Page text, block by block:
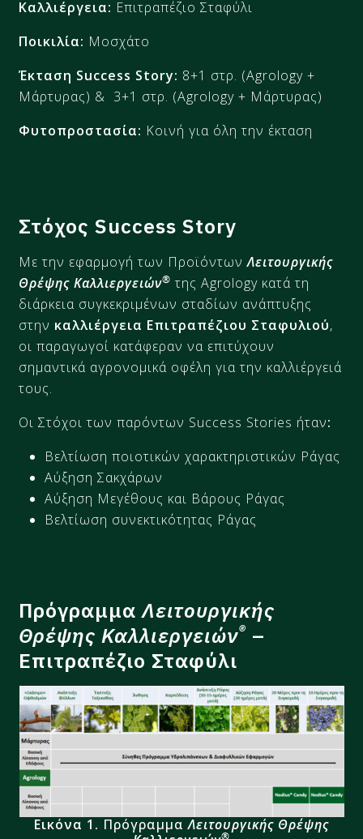
Καλλιέργεια: Επιτραπέζιο Σταφύλι
Ποικιλία: Μοσχάτο
Έκταση Success Story: 8+1 στρ. (Agrology +
Μάρτυρας)​ & 3+1 στρ. (Agrology + Μάρτυρας)
Φυτοπροστασία: Κοινή για όλη την έκταση
Στόχος Success Story
Με την εφαρμογή των ΠροϊόντωνΛειτουργικής
Θρέψης Καλλιεργειών® της Agrology κατά τη
διάρκεια συγκεκριμένων σταδίων ανάπτυξης
στην καλλιέργεια Επιτραπέζιου Σταφυλιού,
οι παραγωγοί κατάφεραν να επιτύχουν
σημαντικά αγρονομικά οφέλη για την καλλιέργειά
τους.
Οι Στόχοι των παρόντων Success Stories ήταν:
Βελτίωση ποιοτικών χαρακτηριστικών Ράγας
Αύξηση Σακχάρων
Αύξηση Μεγέθους και Βάρους Ράγας
Βελτίωση συνεκτικότητας Ράγας
ΠρόγραμμαΛειτουργικής
Θρέψης Καλλιεργειών® –
Επιτραπέζιο Σταφύλι
Εικόνα 1. ΠρόγραμμαΛειτουργικής Θρέψης
®